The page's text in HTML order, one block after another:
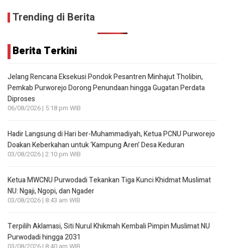
Trending di Berita
Berita Terkini
Jelang Rencana Eksekusi Pondok Pesantren Minhajut Tholibin,
Pemkab Purworejo Dorong Penundaan hingga Gugatan Perdata
Diproses
06/08/2026 | 5:18 pm WIB
Hadir Langsung di Hari ber-Muhammadiyah, Ketua PCNU Purworejo
Doakan Keberkahan untuk ‘Kampung Aren’ Desa Keduran
03/08/2026 | 2:10 pm WIB
Ketua MWCNU Purwodadi Tekankan Tiga Kunci Khidmat Muslimat
NU: Ngaji, Ngopi, dan Ngader
03/08/2026 | 8:43 am WIB
Terpilih Aklamasi, Siti Nurul Khikmah Kembali Pimpin Muslimat NU
Purwodadi hingga 2031